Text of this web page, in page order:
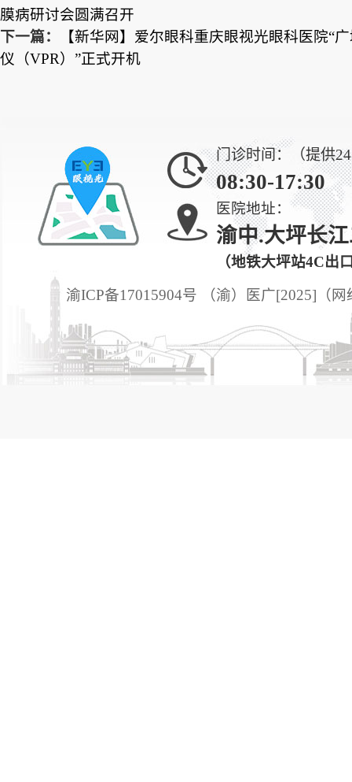
膜病研讨会圆满召开
下一篇：
【新华网】爱尔眼科重庆眼视光眼科医院“
仪（VPR）”正式开机
门诊时间：（提供
08:30-17:30
医院地址：
渝中.大坪长
（地铁大坪站4C出
渝ICP备17015904号 （渝）医广[2025]（网